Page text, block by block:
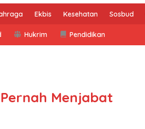
Ekbis Kesehatan Sosbud
Hukrim Pendidikan
Menjabat